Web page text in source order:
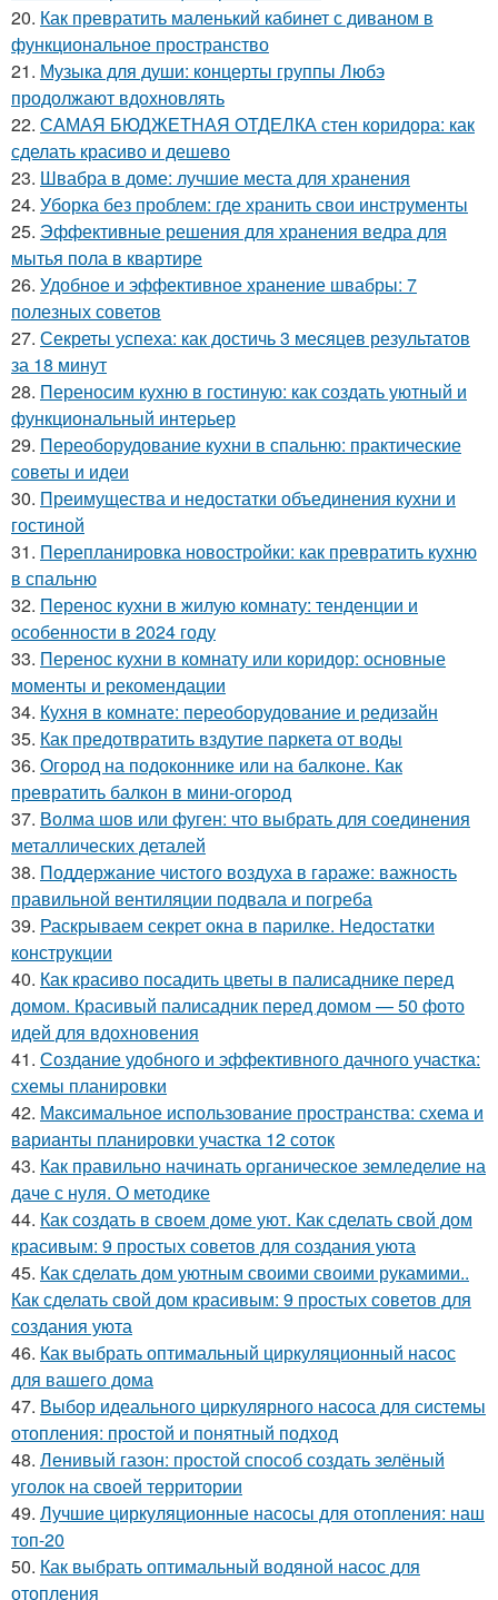
20. Как превратить маленький кабинет с диваном в
функциональное пространство
21. Музыка для души: концерты группы Любэ
продолжают вдохновлять
22. САМАЯ БЮДЖЕТНАЯ ОТДЕЛКА стен коридора: как
сделать красиво и дешево
23. Швабра в доме: лучшие места для хранения
24. Уборка без проблем: где хранить свои инструменты
25. Эффективные решения для хранения ведра для
мытья пола в квартире
26. Удобное и эффективное хранение швабры: 7
полезных советов
27. Секреты успеха: как достичь 3 месяцев результатов
за 18 минут
28. Переносим кухню в гостиную: как создать уютный и
функциональный интерьер
29. Переоборудование кухни в спальню: практические
советы и идеи
30. Преимущества и недостатки объединения кухни и
гостиной
31. Перепланировка новостройки: как превратить кухню
в спальню
32. Перенос кухни в жилую комнату: тенденции и
особенности в 2024 году
33. Перенос кухни в комнату или коридор: основные
моменты и рекомендации
34. Кухня в комнате: переоборудование и редизайн
35. Как предотвратить вздутие паркета от воды
36. Огород на подоконнике или на балконе. Как
превратить балкон в мини-огород
37. Волма шов или фуген: что выбрать для соединения
металлических деталей
38. Поддержание чистого воздуха в гараже: важность
правильной вентиляции подвала и погреба
39. Раскрываем секрет окна в парилке. Недостатки
конструкции
40. Как красиво посадить цветы в палисаднике перед
домом. Красивый палисадник перед домом — 50 фото
идей для вдохновения
41. Создание удобного и эффективного дачного участка:
схемы планировки
42. Максимальное использование пространства: схема и
варианты планировки участка 12 соток
43. Как правильно начинать органическое земледелие на
даче с нуля. О методике
44. Как создать в своем доме уют. Как сделать свой дом
красивым: 9 простых советов для создания уюта
45. Как сделать дом уютным своими своими рукамими..
Как сделать свой дом красивым: 9 простых советов для
создания уюта
46. Как выбрать оптимальный циркуляционный насос
для вашего дома
47. Выбор идеального циркулярного насоса для системы
отопления: простой и понятный подход
48. Ленивый газон: простой способ создать зелёный
уголок на своей территории
49. Лучшие циркуляционные насосы для отопления: наш
топ-20
50. Как выбрать оптимальный водяной насос для
отопления